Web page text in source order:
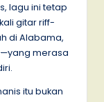
lagu ini tetap
gitar riff-
di Alabama,
merasa
itu bukan